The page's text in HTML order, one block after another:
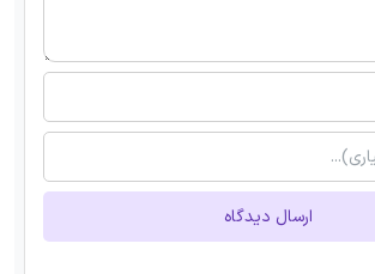
ارسال دیدگاه